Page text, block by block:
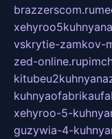
brazzerscom.ru
vskrytie-zamkov-
zed-online.ru
xehyroo-5-
guzywia-4-